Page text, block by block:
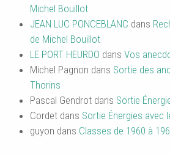
Michel Bouillot
JEAN LUC PONCEBLANC dans
de Michel Bouillot
LE PORT HEURDO dans Vos
Michel Pagnon dans Sortie des
Thorins
Pascal Gendrot dans Sortie
Cordet dans Sortie Énergies avec
guyon dans Classes de 1960 à